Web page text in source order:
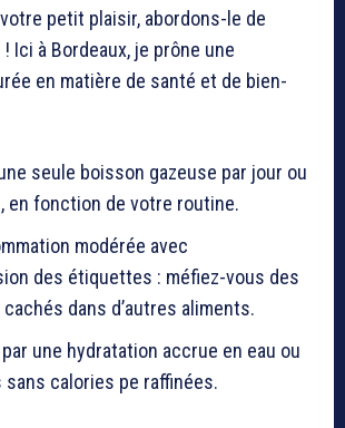
petit plaisir, abordons-le de
Ici à Bordeaux, je prône une
en matière de santé et de bien-
seule boisson gazeuse par jour ou
en fonction de votre routine.
modérée avec
des étiquettes : méfiez-vous des
dans d’autres aliments.
une hydratation accrue en eau ou
sans calories pe raffinées.